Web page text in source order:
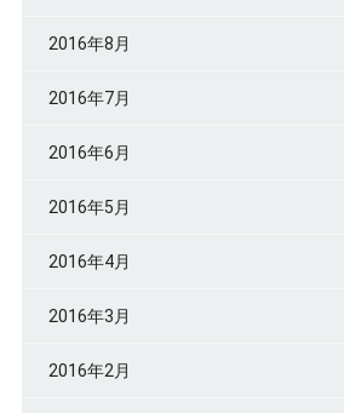
2016年8月
2016年7月
2016年6月
2016年5月
2016年4月
2016年3月
2016年2月